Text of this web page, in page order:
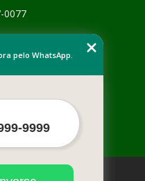
0077
de direitos autorais.
pelo WhatsApp.